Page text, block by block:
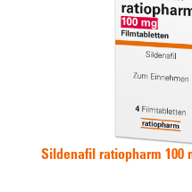
Sildenafil ratiopharm 100